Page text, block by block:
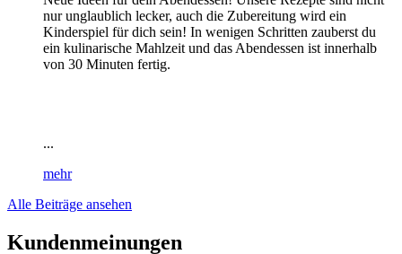
nur unglaublich lecker, auch die Zubereitung wird ein
Kinderspiel für dich sein! In wenigen Schritten zauberst du
ein kulinarische Mahlzeit und das Abendessen ist innerhalb
von 30 Minuten fertig.
...
mehr
Alle Beiträge ansehen
Kundenmeinungen